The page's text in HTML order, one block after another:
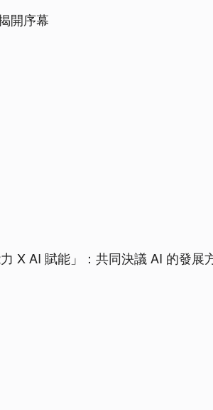
開序幕
X AI 賦能」：共同決議 AI 的發展